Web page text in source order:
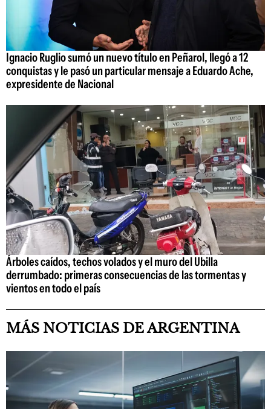
Ignacio Ruglio sumó un nuevo título en Peñarol, llegó a 12
conquistas y le pasó un particular mensaje a Eduardo Ache,
expresidente de Nacional
Árboles caídos, techos volados y el muro del Ubilla
derrumbado: primeras consecuencias de las tormentas y
vientos en todo el país
MÁS NOTICIAS DE ARGENTINA